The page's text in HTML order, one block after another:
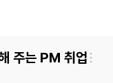
주는 PM 취업